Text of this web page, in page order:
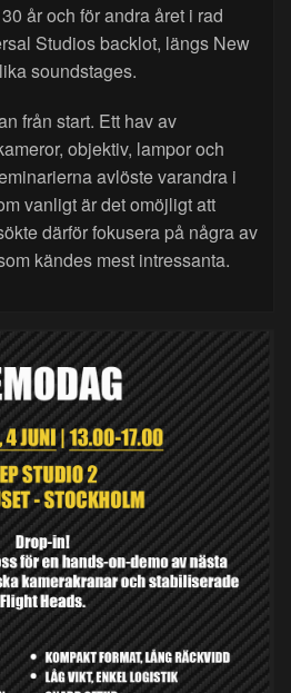
år och för andra året i rad
Studios backlot, längs New
soundstages.
från start. Ett hav av
objektiv, lampor och
avlöste varandra i
vanligt är det omöjligt att
därför fokusera på några av
kändes mest intressanta.